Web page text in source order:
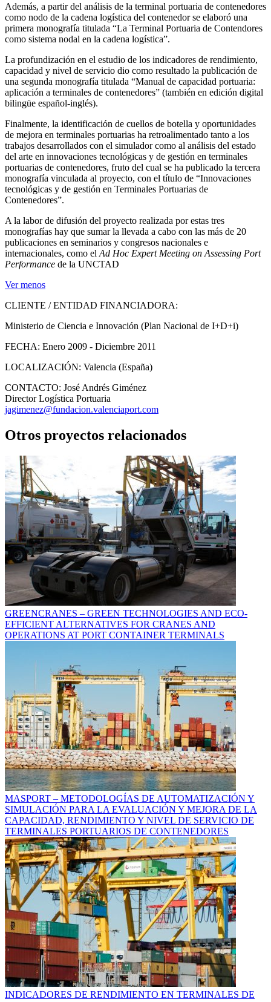
Además, a partir del análisis de la terminal portuaria de contenedores
como nodo de la cadena logística del contenedor se elaboró una
primera monografía titulada “La Terminal Portuaria de Contendores
como sistema nodal en la cadena logística”.
La profundización en el estudio de los indicadores de rendimiento,
capacidad y nivel de servicio dio como resultado la publicación de
una segunda monografía titulada “Manual de capacidad portuaria:
aplicación a terminales de contenedores” (también en edición digital
bilingüe español-inglés).
Finalmente, la identificación de cuellos de botella y oportunidades
de mejora en terminales portuarias ha retroalimentado tanto a los
trabajos desarrollados con el simulador como al análisis del estado
del arte en innovaciones tecnológicas y de gestión en terminales
portuarias de contenedores, fruto del cual se ha publicado la tercera
monografía vinculada al proyecto, con el título de “Innovaciones
tecnológicas y de gestión en Terminales Portuarias de
Contenedores”.
A la labor de difusión del proyecto realizada por estas tres
monografías hay que sumar la llevada a cabo con las más de 20
publicaciones en seminarios y congresos nacionales e
internacionales, como el Ad Hoc Expert Meeting on Assessing Port
Performance de la UNCTAD
Ver menos
CLIENTE / ENTIDAD FINANCIADORA:
Ministerio de Ciencia e Innovación (Plan Nacional de I+D+i)
FECHA: Enero 2009 - Diciembre 2011
LOCALIZACIÓN: Valencia (España)
CONTACTO: José Andrés Giménez
Director Logística Portuaria
jagimenez@fundacion.valenciaport.com
Otros proyectos relacionados
GREENCRANES – GREEN TECHNOLOGIES AND ECO-
EFFICIENT ALTERNATIVES FOR CRANES AND
OPERATIONS AT PORT CONTAINER TERMINALS
MASPORT – METODOLOGÍAS DE AUTOMATIZACIÓN Y
SIMULACIÓN PARA LA EVALUACIÓN Y MEJORA DE LA
CAPACIDAD, RENDIMIENTO Y NIVEL DE SERVICIO DE
TERMINALES PORTUARIOS DE CONTENEDORES
INDICADORES DE RENDIMIENTO EN TERMINALES DE